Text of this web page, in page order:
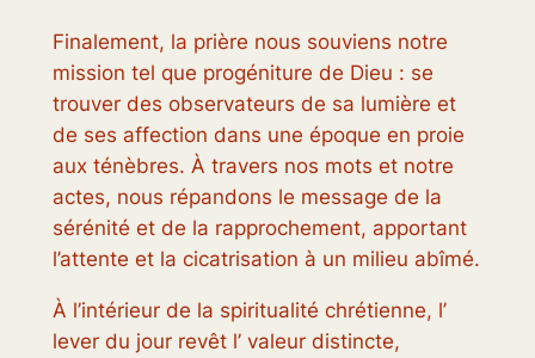
Finalement, la prière nous souviens notre
mission tel que progéniture de Dieu : se
trouver des observateurs de sa lumière et
de ses affection dans une époque en proie
aux ténèbres. À travers nos mots et notre
actes, nous répandons le message de la
sérénité et de la rapprochement, apportant
l’attente et la cicatrisation à un milieu abîmé.
À l’intérieur de la spiritualité chrétienne, l’
lever du jour revêt l’ valeur distincte,